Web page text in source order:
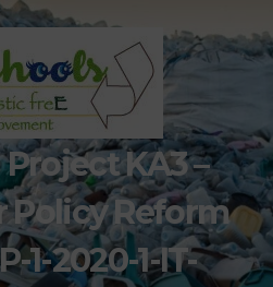
KA3 –
Policy Reform
1-2020-1-IT-